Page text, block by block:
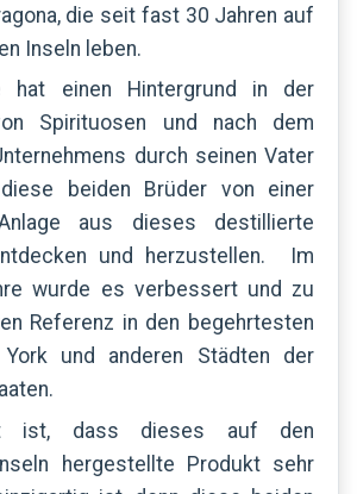
die seit fast 30 Jahren auf
Inseln leben.
hat einen Hintergrund in der
Spirituosen und nach dem
durch seinen Vater
beiden Brüder von einer
aus dieses destillierte
und herzustellen. Im
wurde es verbessert und zu
Referenz in den begehrtesten
und anderen Städten der
ist, dass dieses auf den
hergestellte Produkt sehr